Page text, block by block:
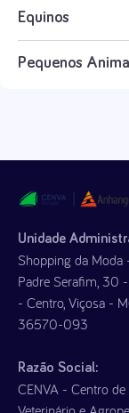
Equinos
Pequenos
Unidade
Shopping da Moda
Padre Serafim, 30
- Centro, Viçosa -
36570-093
Razão Social:
CENVA - Centro de